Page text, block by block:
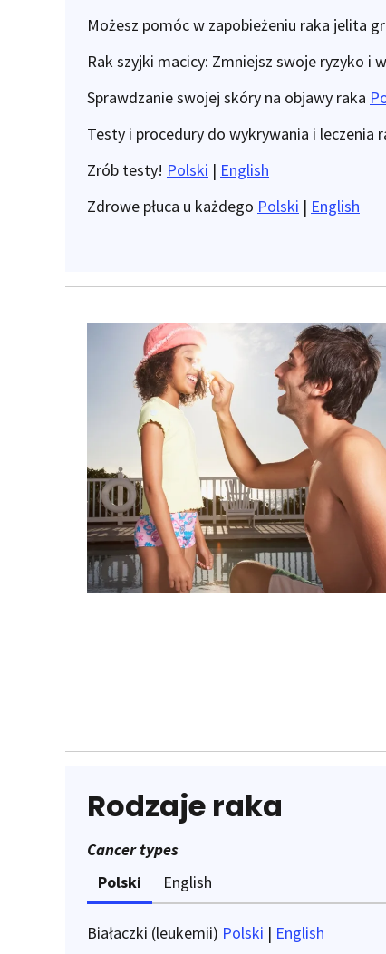
Możesz pomóc w zapobieżeniu raka jelita
Rak szyjki macicy: Zmniejsz swoje ryzyko i
Sprawdzanie swojej skóry na objawy raka
Testy i procedury do wykrywania i leczenia
Zrób testy! Polski | English
Zdrowe płuca u każdego Polski | English
Rodzaje raka
Cancer types
Polski
English
Białaczki (leukemii) Polski | English